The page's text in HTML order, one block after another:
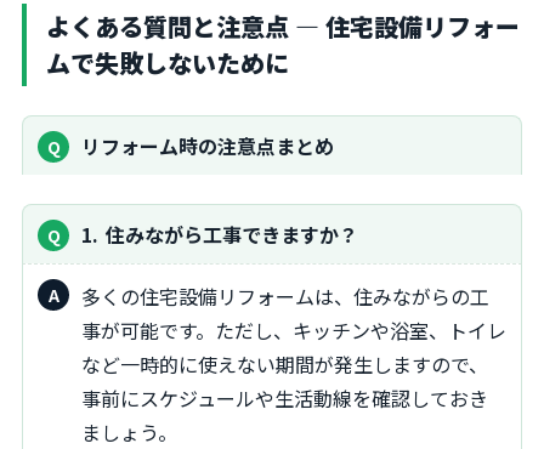
よくある質問と注意点 ― 住宅設備リフォー
ムで失敗しないために
リフォーム時の注意点まとめ
1 住みながら工事できますか？
多くの住宅設備リフォームは、住みながらの工
事が可能です。ただし、キッチンや浴室、トイレ
など一時的に使えない期間が発生しますので、
事前にスケジュールや生活動線を確認しておき
ましょう。